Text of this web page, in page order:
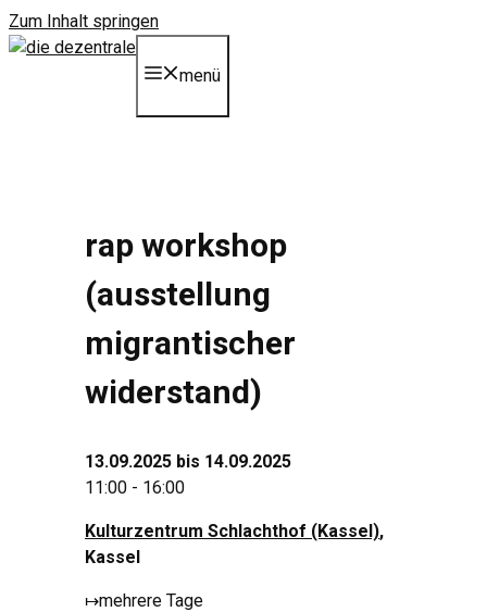
Zum Inhalt springen
menü
rap workshop
(ausstellung
migrantischer
widerstand)
13.09.2025 bis 14.09.2025
11:00 - 16:00
Kulturzentrum Schlachthof (Kassel),
Kassel
↦mehrere Tage